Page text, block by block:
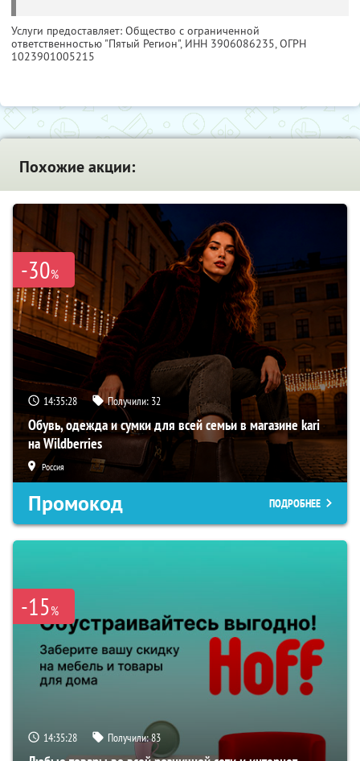
Услуги предоставляет: Общество с ограниченной
ответственностью "Пятый Регион", ИНН 3906086235, ОГРН
1023901005215
Похожие акции:
-30%
14:35:27 Получили: 32
Обувь, одежда и сумки для всей семьи в магазине kari
на Wildberries
Россия
Промокод ПОДРОБНЕЕ
-15%
14:35:27 Получили:83